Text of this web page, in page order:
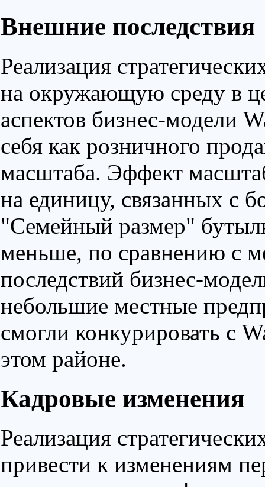
Внешние последствия
Реализация
на окружающую среду в
аспектов бизнес-модели
себя как розничного
масштаба. Эффект
на единицу, связанных с
"Семейный размер"
меньше, по сравнению с
последствий бизнес-
небольшие местные
смогли конкурировать с
этом районе.
Кадровые изменения
Реализация
привести к изменениям